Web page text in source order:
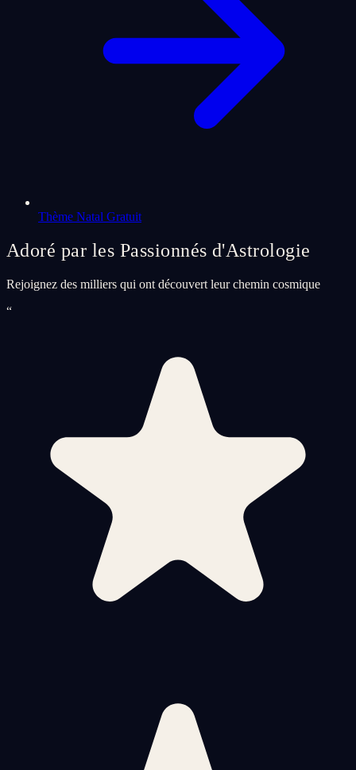
Thème Natal Gratuit
Adoré par les Passionnés d'Astrologie
Rejoignez des milliers qui ont découvert leur chemin cosmique
“